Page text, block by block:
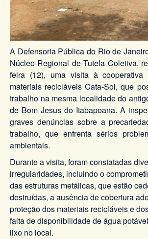
A Defensoria Pública do Rio de
Núcleo Regional de Tutela Coletiva,
feira (12), uma visita à cooperativa
materiais recicláveis Cata-Sol, que
trabalho na mesma localidade do
de Bom Jesus do Itabapoana. A
graves denúncias sobre a
trabalho, que enfrenta sérios
ambientais.
Durante a visita, foram constatadas
irregularidades, incluindo o
das estruturas metálicas, que estão
destruídas, a ausência de cobertura
proteção dos materiais recicláveis e
falta de disponibilidade de água
lixo no local.